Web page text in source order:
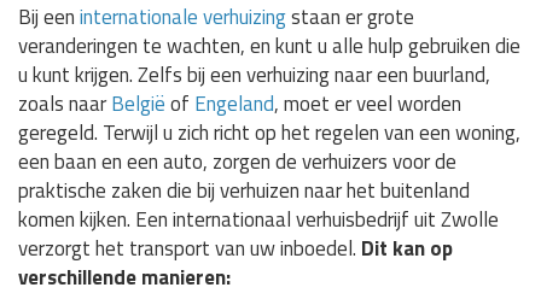
Bij eeninternationale verhuizingstaan er grote
veranderingen te wachten, en kunt u alle hulp gebruiken die
u kunt krijgen. Zelfs bij een verhuizing naar een buurland,
zoals naarBelgiëof Engeland, moet er veel worden
geregeld. Terwijl u zich richt op het regelen van een woning,
een baan en een auto, zorgen de verhuizers voor de
praktische zaken die bij verhuizen naar het buitenland
komen kijken. Een internationaal verhuisbedrijf uit Zwolle
verzorgt het transport van uw inboedel. Dit kan op
verschillende manieren: